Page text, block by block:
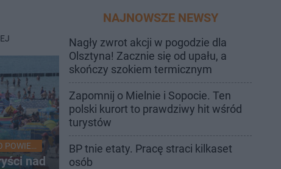
nad
NAJNOWSZE NEWSY
Nagły zwrot akcji w pogodzie dla
Olsztyna! Zacznie się od upału, a
skończy szokiem termicznym
Zapomnij o Mielnie i Sopocie. Ten
polski kurort to prawdziwy hit wśród
turystów
BP tnie etaty. Pracę straci kilkaset
osób